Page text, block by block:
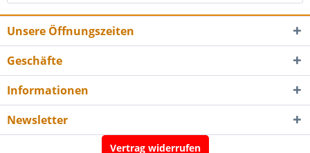
Unsere Öffnungszeiten
Geschäfte
Informationen
Newsletter
Vertrag widerrufen